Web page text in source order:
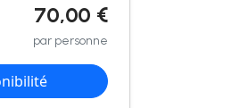
70,00 €
par personne